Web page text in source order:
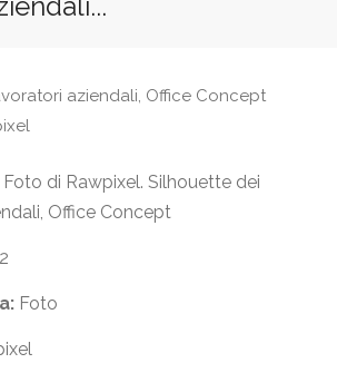
Foto di Rawpixel. Silhouette dei
Office Concept
Foto